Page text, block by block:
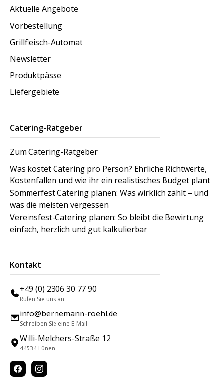
Aktuelle Angebote
Vorbestellung
Grillfleisch-Automat
Newsletter
Produktpässe
Liefergebiete
Catering-Ratgeber
Zum Catering-Ratgeber
Was kostet Catering pro Person? Ehrliche Richtwerte,
Kostenfallen und wie ihr ein realistisches Budget plant
Sommerfest Catering planen: Was wirklich zählt – und
was die meisten vergessen
Vereinsfest-Catering planen: So bleibt die Bewirtung
einfach, herzlich und gut kalkulierbar
Kontakt
+49 (0) 2306 30 77 90
Rufen Sie uns an
info@bernemann-roehl.de
Schreiben Sie eine E-Mail
Willi-Melchers-Straße 12
44534 Lünen